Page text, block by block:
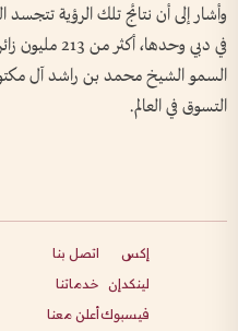
وأشار إلى أن نتائج تلك الرؤية
في دبي
السمو الشيخ محمد بن راشد آل
التسوق في العالم.
إكس
لينكدإن
فيسبوك
اتصل بنا
خدماتنا
أعلن معنا